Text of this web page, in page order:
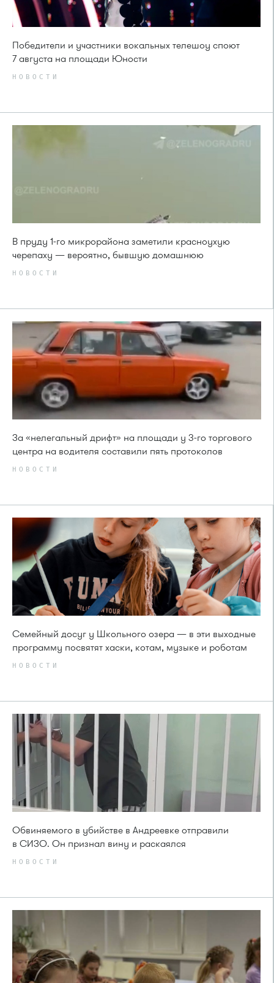
Победители и участники вокальных телешоу споют
7 августа на площади Юности
НОВОСТИ
В пруду 1-го микрорайона заметили красноухую
черепаху — вероятно, бывшую домашнюю
НОВОСТИ
За «нелегальный дрифт» на площади у 3-го торгового
центра на водителя составили пять протоколов
НОВОСТИ
Семейный досуг у Школьного озера — в эти выходные
программу посвятят хаски, котам, музыке и роботам
НОВОСТИ
Обвиняемого в убийстве в Андреевке отправили
в СИЗО. Он признал вину и раскаялся
НОВОСТИ